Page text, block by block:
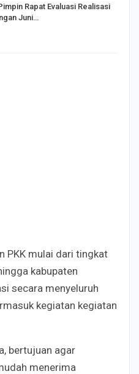
Rapat Evaluasi Realisasi
Juni…
PKK mulai dari tingkat
kabupaten
secara menyeluruh
kegiatan kegiatan
bertujuan agar
menerima